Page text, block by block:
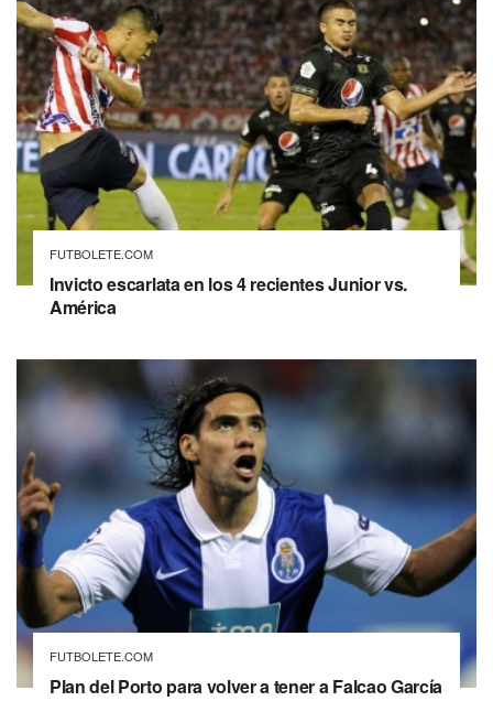
FUTBOLETE.COM
Invicto escarlata en los 4 recientes Junior vs.
América
FUTBOLETE.COM
Plan del Porto para volver a tener a Falcao García